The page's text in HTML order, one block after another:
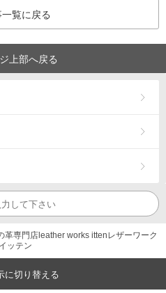
覧に戻る
上部へ戻る
専門店leather works ittenレザーワーク
ッテン
に切り替える